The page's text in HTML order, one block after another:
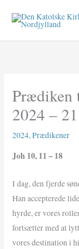
Prædiken
2024 –
2024,Prædikener
Joh 10, 11 – 18
I dag, den fjerde
Han accepterede
hyrde, er vores
fortsætter med at
vores destination i